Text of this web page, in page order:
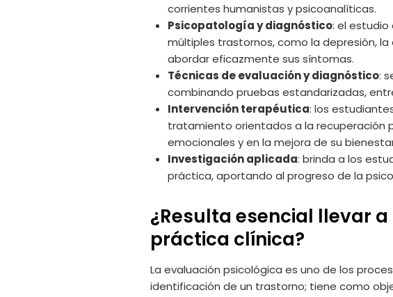
corrientes humanistas y psicoanalíticas.
Psicopatología y diagnóstico: el
múltiples trastornos, como la depresión,
abordar eficazmente sus síntomas.
Técnicas de evaluación y diagnóstico:
combinando pruebas estandarizadas,
Intervención terapéutica: los
tratamiento orientados a la recuperación
emocionales y en la mejora de su
Investigación aplicada: brinda a los
práctica, aportando al progreso de la
¿Resulta esencial llevar
práctica clínica?
La evaluación psicológica es uno de los
identificación de un trastorno; tiene como